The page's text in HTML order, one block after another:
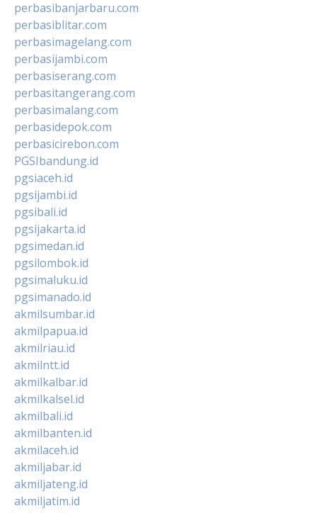
perbasibanjarbaru.com
perbasiblitar.com
perbasimagelang.com
perbasijambi.com
perbasiserang.com
perbasitangerang.com
perbasimalang.com
perbasidepok.com
perbasicirebon.com
PGSIbandung.id
pgsiaceh.id
pgsijambi.id
pgsibali.id
pgsijakarta.id
pgsimedan.id
pgsilombok.id
pgsimaluku.id
pgsimanado.id
akmilsumbar.id
akmilpapua.id
akmilriau.id
akmilntt.id
akmilkalbar.id
akmilkalsel.id
akmilbali.id
akmilbanten.id
akmilaceh.id
akmiljabar.id
akmiljateng.id
akmiljatim.id